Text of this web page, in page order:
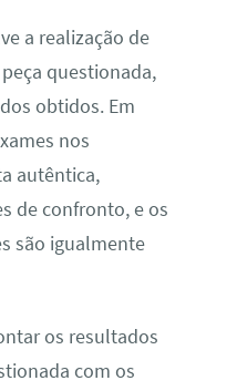
a realização de
questionada,
obtidos. Em
nos
autêntica,
de confronto, e os
são igualmente
os resultados
com os